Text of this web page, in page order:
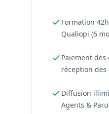
Formation
Qualiopi (6
Paiement
réception
Diffusion
Agents &